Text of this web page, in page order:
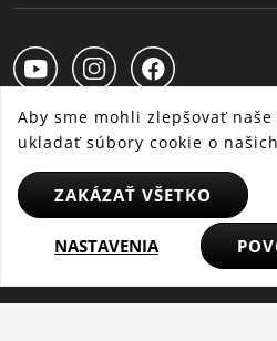
Priemer (cm)
Priemer
platne (cm)
14.5 | 18 |
SK
© 2025 WMF – Všetky práva
Aby sme mohli zlepšovať
ukladať súbory cookie o
ZAKÁZAŤ VŠETKO
NASTAVENIA